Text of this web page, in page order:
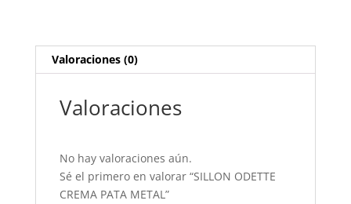
Valoraciones (0)
Valoraciones
No hay valoraciones aún.
Sé el primero en valorar “SILLON ODETTE
CREMA PATA METAL”